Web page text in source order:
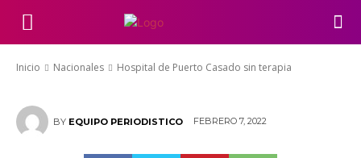
Inicio Nacionales Hospital de Puerto Casado sin terapia
Hospital de Puerto Casado sin
terapia
BY EQUIPO PERIODISTICO FEBRERO 7, 2022